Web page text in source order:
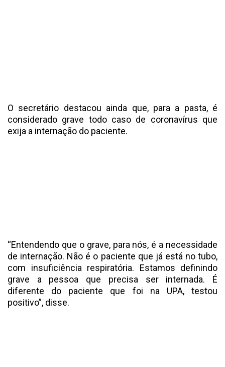
O secretário destacou ainda que, para a pasta, é
considerado grave todo caso de coronavírus que
exija a internação do paciente.
“Entendendo que o grave, para nós, é a necessidade
de internação. Não é o paciente que já está no tubo,
com insuficiência respiratória. Estamos definindo
grave a pessoa que precisa ser internada. É
diferente do paciente que foi na UPA, testou
positivo”, disse.